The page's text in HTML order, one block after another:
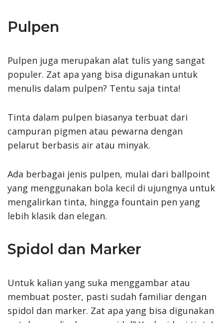
Pulpen
Pulpen juga merupakan alat tulis yang sangat
populer. Zat apa yang bisa digunakan untuk
menulis dalam pulpen? Tentu saja tinta!
Tinta dalam pulpen biasanya terbuat dari
campuran pigmen atau pewarna dengan
pelarut berbasis air atau minyak.
Ada berbagai jenis pulpen, mulai dari ballpoint
yang menggunakan bola kecil di ujungnya untuk
mengalirkan tinta, hingga fountain pen yang
lebih klasik dan elegan.
Spidol dan Marker
Untuk kalian yang suka menggambar atau
membuat poster, pasti sudah familiar dengan
spidol dan marker. Zat apa yang bisa digunakan